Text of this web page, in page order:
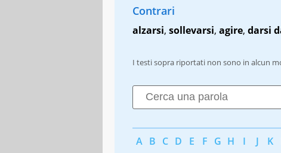
Contrari
alzarsi, sollevarsi, agire, darsi
I testi sopra riportati non sono in alcun
A B C D E F G H I J K